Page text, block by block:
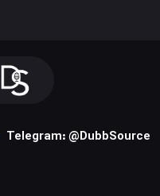
Telegram: @DubbSource